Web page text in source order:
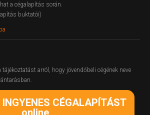
a cégalapítás során.
buktatói)
arról, hogy jövendőbeli cégének neve
CÉGALAPÍTÁST
online